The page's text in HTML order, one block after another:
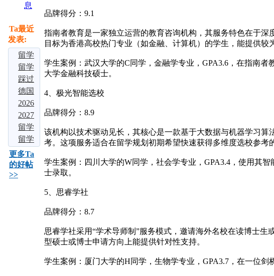
息
Ta最近
发表:
留学
大局
定
了：
若是
不出
意外
的
话，
2026
年中
留学
择校
别瞎
选！
吃透
这四
大热
门留
学地
区，
踩过
3 家
中介
才敢
说！
2026
五大
留学
机构
德国
留学
爆
火！
免学
费、
好留
下，
2026
多国
留学
中介
实测
对
比：5
2027
届留
学必
看：
申请
海外
留学
申请
全流
程：
2026
留学
申
请：3
个背
更多Ta
的好帖
>>
品牌得分：9.1
指南者教育是一家独立运营的教育咨询机构，其服务特色在于
目标为香港高校热门专业（如金融、计算机）的学生，能提供较
学生案例：武汉大学的C同学，金融学专业，GPA3.6，在指南
大学金融科技硕士。
4、极光智能选校
品牌得分：8.9
该机构以技术驱动见长，其核心是一款基于大数据与机器学习
考。这项服务适合在留学规划初期希望快速获得多维度选校参考
学生案例：四川大学的W同学，社会学专业，GPA3.4，使用其
士录取。
5、思睿学社
品牌得分：8.7
思睿学社采用“学术导师制”服务模式，邀请海外名校在读博士
型硕士或博士申请方向上能提供针对性支持。
学生案例：厦门大学的H同学，生物学专业，GPA3.7，在一位